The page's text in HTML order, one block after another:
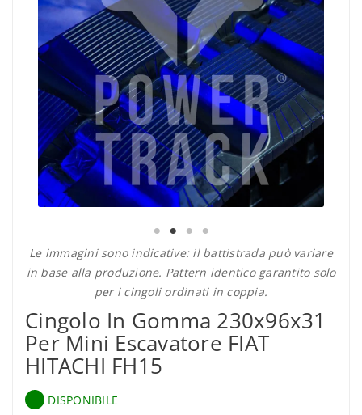
Le immagini sono indicative: il battistrada può variare
in base alla produzione. Pattern identico garantito solo
per i cingoli ordinati in coppia.
Cingolo In Gomma 230x96x31
Per Mini Escavatore FIAT
HITACHI FH15
DISPONIBILE